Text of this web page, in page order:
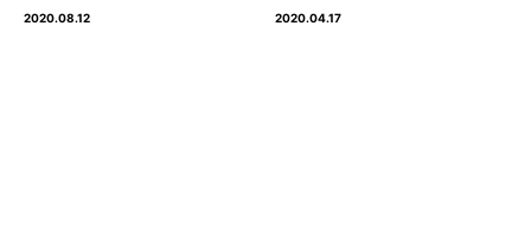
2020.08.12 2020.04.17